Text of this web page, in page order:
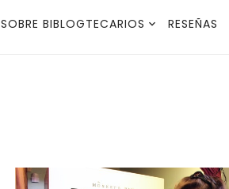
SOBRE BIBLOGTECARIOS RESEÑAS